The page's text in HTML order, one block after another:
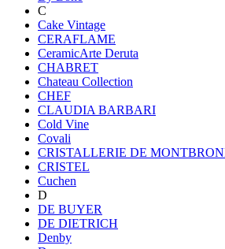
C
Cake Vintage
CERAFLAME
CeramicArte Deruta
CHABRET
Chateau Collection
CHEF
CLAUDIA BARBARI
Cold Vine
Covali
CRISTALLERIE DE
CRISTEL
Cuchen
D
DE BUYER
DE DIETRICH
Denby